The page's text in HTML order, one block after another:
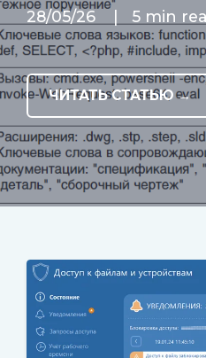
28/05/26 5 min
ЧИТАТЬ СТАТЬЮ →